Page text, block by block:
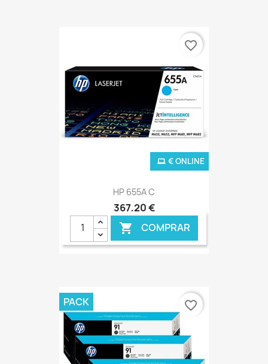
HP 655A C
367,20 €
 COMPRAR
€ ONLINE
favorite_border
PACK favorite_border